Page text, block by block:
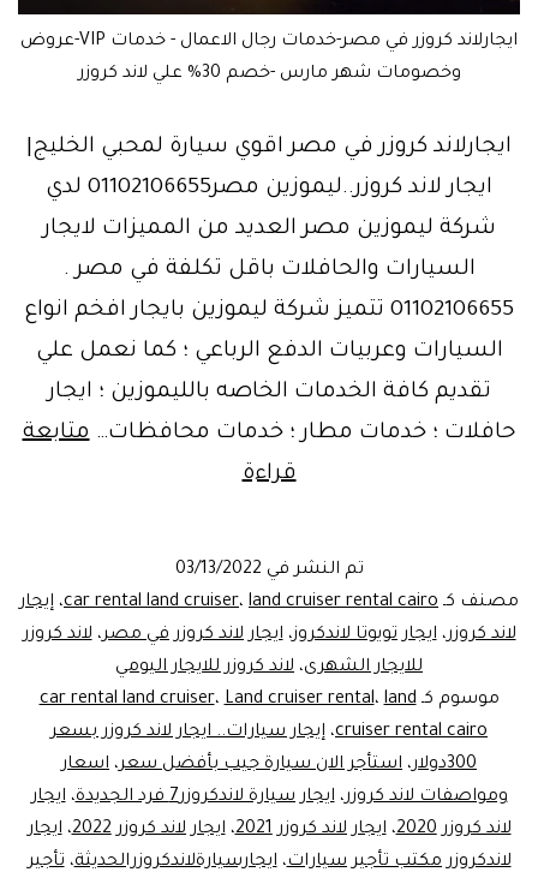
ايجارلاند كروزر في مصر-خدمات رجال الاعمال - خدمات VIP-عروض
وخصومات شهر مارس -خصم 30% علي لاند كروزر
ايجارلاند كروزر في مصر اقوي سيارة لمحبي الخليج|
ايجار لاند كروزر..ليموزين مصر01102106655 لدي
شركة ليموزين مصر العديد من المميزات لايجار
السيارات والحافلات باقل تكلفة في مصر .
01102106655 تتميز شركة ليموزين بايجار افخم انواع
السيارات وعربيات الدفع الرباعي ؛ كما نعمل علي
تقديم كافة الخدمات الخاصه بالليموزين ؛ ايجار
حافلات ؛ خدمات مطار ؛ خدمات محافظات…متابعة
قراءة
لاندكروزرللايجار|
ليموزين
مصر
تم النشر في 03/13/2022
مصنف كـ
car rental land cruiser، land cruiser rental cairo ، إيجار
لاند كروزر،ايجار تويوتا لاندكروز،ايجار لاند كروزر في مصر،لاند كروزر
للايجار الشهرى، لاند كروزر للايجار اليومي
موسوم كـ
car rental land cruiser،Land cruiser rental،land
cruiser rental cairo، إيجار سيارات.. ايجار لاند كروزر بسعر
300دولار
، استأجر الان سيارة جيب بأفضل سعر، اسعار
ومواصفات لاند كروزر،ايجار سيارة لاندكروزر7 فرد الجديدة ،ايجار
لاند كروزر 2020
،ايجار لاند كروزر 2021 ،ايجار لاند كروزر 2022 ،ايجار
لاندكروزر مكتب تأجير سيارات،ايجارسيارةلاندكروزرالحديثة،تأجير